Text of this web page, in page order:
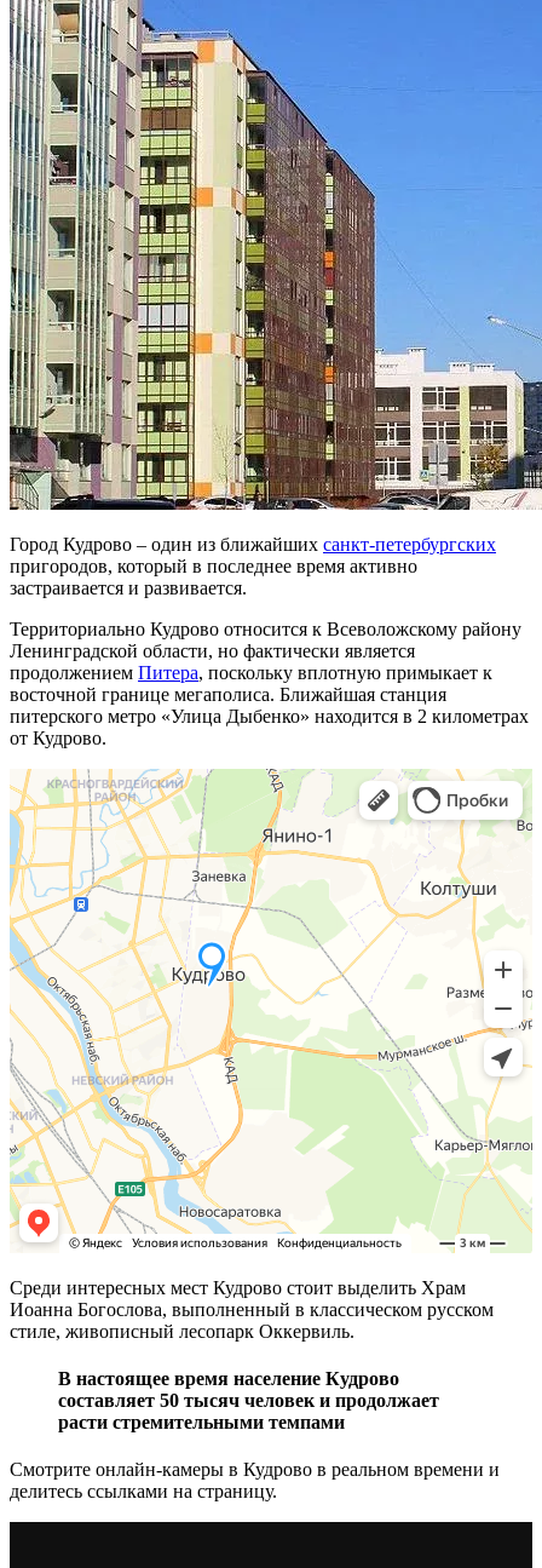
Город Кудрово – один из ближайших санкт-петербургских
пригородов, который в последнее время активно
застраивается и развивается.
Территориально Кудрово относится к Всеволожскому району
Ленинградской области, но фактически является
продолжением Питера, поскольку вплотную примыкает к
восточной границе мегаполиса. Ближайшая станция
питерского метро «Улица Дыбенко» находится в 2 километрах
от Кудрово.
Среди интересных мест Кудрово стоит выделить Храм
Иоанна Богослова, выполненный в классическом русском
стиле, живописный лесопарк Оккервиль.
В настоящее время население Кудрово
составляет 50 тысяч человек и продолжает
расти стремительными темпами
Смотрите онлайн-камеры в Кудрово в реальном времени и
делитесь ссылками на страницу.